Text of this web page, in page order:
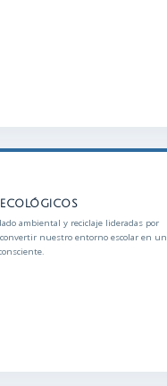
ambiental y reciclaje lideradas por
nuestro entorno escolar en un